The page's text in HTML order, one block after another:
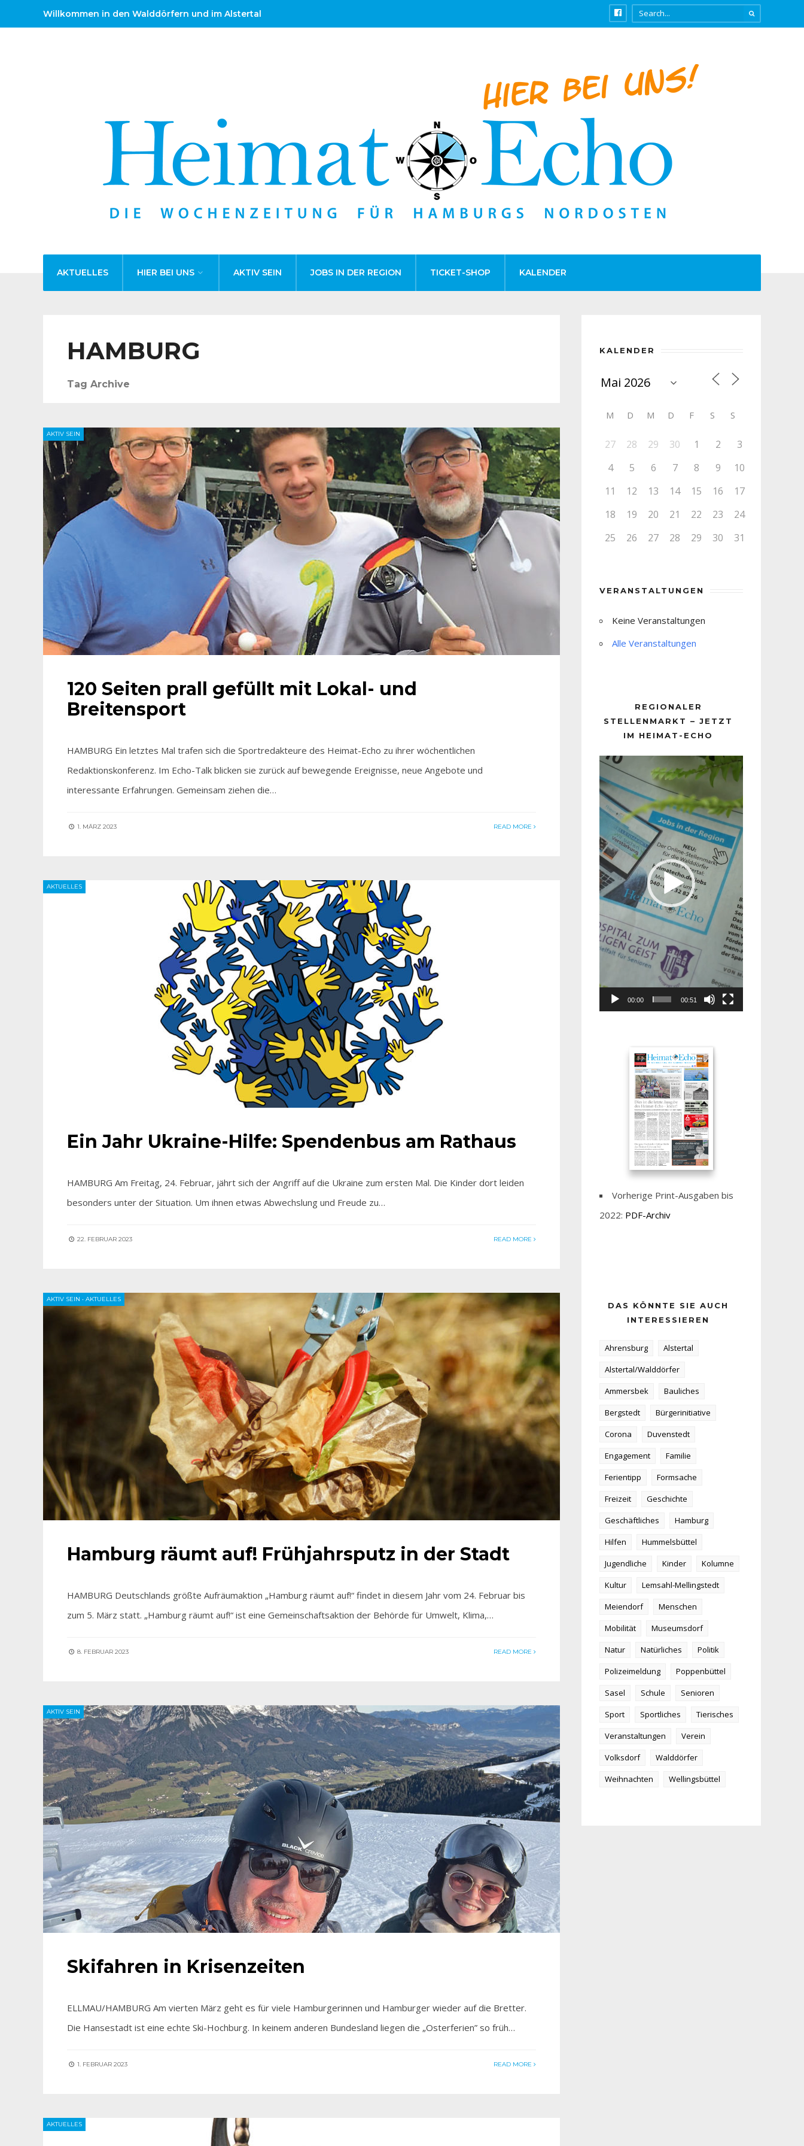
Willkommen in den Walddörfern und im Alstertal
AKTUELLES HIER BEI UNS AKTIV SEIN JOBS IN DER REGION TICKET-SHOP KALENDER
HAMBURG
Tag Archive
AKTIV SEIN
120 Seiten prall gefüllt mit Lokal- und
Breitensport
HAMBURG Ein letztes Mal trafen sich die Sportredakteure des Heimat-Echo zu ihrer wöchentlichen
Redaktionskonferenz. Im Echo-Talk blicken sie zurück auf bewegende Ereignisse, neue Angebote und
interessante Erfahrungen. Gemeinsam ziehen die…
1. MÄRZ 2023 READ MORE
AKTUELLES
Ein Jahr Ukraine-Hilfe: Spendenbus am Rathaus
HAMBURG Am Freitag, 24. Februar, jährt sich der Angriff auf die Ukraine zum ersten Mal. Die Kinder dort leiden
besonders unter der Situation. Um ihnen etwas Abwechslung und Freude zu…
22. FEBRUAR 2023 READ MORE
AKTIV SEIN • AKTUELLES
Hamburg räumt auf! Frühjahrsputz in der Stadt
HAMBURG Deutschlands größte Aufräumaktion „Hamburg räumt auf!“ findet in diesem Jahr vom 24. Februar bis
zum 5. März statt. „Hamburg räumt auf!“ ist eine Gemeinschaftsaktion der Behörde für Umwelt, Klima,…
8. FEBRUAR 2023 READ MORE
AKTIV SEIN
Skifahren in Krisenzeiten
ELLMAU/HAMBURG Am vierten März geht es für viele Hamburgerinnen und Hamburger wieder auf die Bretter.
Die Hansestadt ist eine echte Ski-Hochburg. In keinem anderen Bundesland liegen die „Osterferien” so früh…
1. FEBRUAR 2023 READ MORE
AKTUELLES
KALENDER
M D M D F S S
27 28 29 30 1 2
3
4
5 6 7 8 9
10
11
12 13 14 15 16
17
18
19 20 21 22 23
24
25
26 27 28 29 30 31
VERANSTALTUNGEN
Keine Veranstaltungen
Alle Veranstaltungen
REGIONALER
STELLENMARKT – JETZT
IM HEIMAT-ECHO
Player
00:00 00:51
Vorherige Print-Ausgaben bis
2022: PDF-Archiv
DAS KÖNNTE SIE AUCH
INTERESSIEREN
Ahrensburg
Alstertal
Alstertal/Walddörfer
Ammersbek
Bauliches
Bergstedt
Bürgerinitiative
Corona
Duvenstedt
Engagement
Familie
Ferientipp
Formsache
Freizeit
Geschichte
Geschäftliches
Hamburg
Hilfen
Hummelsbüttel
Jugendliche
Kinder
Kolumne
Kultur
Lemsahl-Mellingstedt
Meiendorf
Menschen
Mobilität
Museumsdorf
Natur
Natürliches
Politik
Polizeimeldung
Poppenbüttel
Sasel
Schule
Senioren
Sport
Sportliches
Tierisches
Veranstaltungen
Verein
Volksdorf
Walddörfer
Weihnachten
Wellingsbüttel